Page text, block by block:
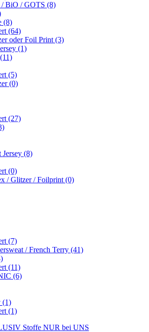
/ BiO / GOTS (8)
(8)
(64)
oder Foil Print (3)
(1)
(5)
(0)
(27)
Jersey (8)
(0)
/ Glitzer / Foilprint (0)
(7)
/ French Terry (41)
(11)
(6)
(1)
(1)
Stoffe NUR bei UNS